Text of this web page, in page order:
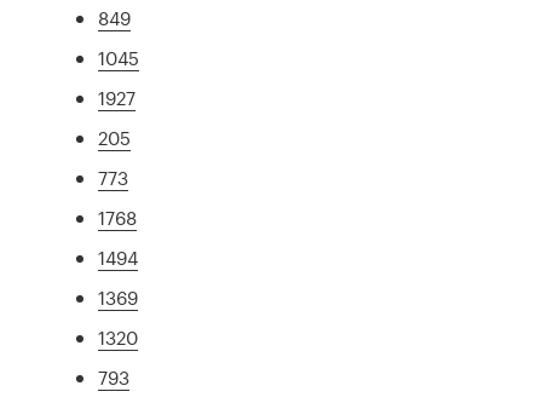
849
1045
1927
205
773
1768
1494
1369
1320
793